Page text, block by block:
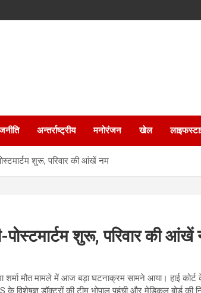
अन्तर्राष्ट्रीय मनोरंजन खेल
शुरू, परिवार की आंखें नम
पोस्टमार्टम शुरू, परिवार की आंखें
शर्मा मौत मामले में आज बड़ा घटनाक्रम सामने आया। हाई
के विशेषज्ञ डॉक्टरों की टीम भोपाल पहुंची और मेडिकल बोर्ड की